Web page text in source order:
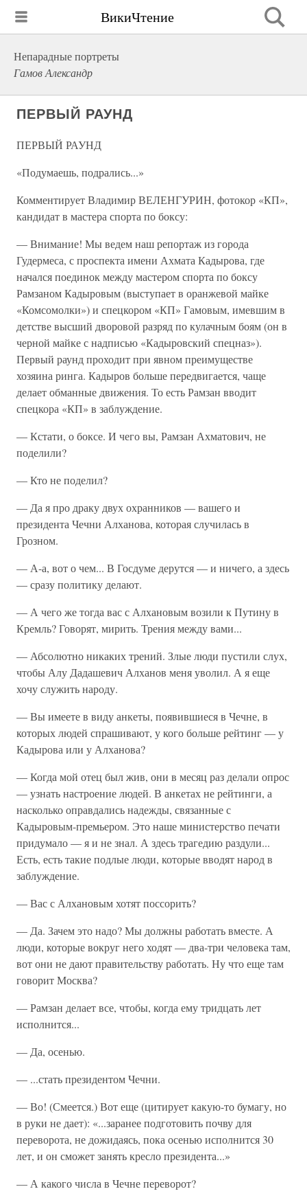
ВикиЧтение
Непарадные портреты
Гамов Александр
ПЕРВЫЙ РАУНД
ПЕРВЫЙ РАУНД
«Подумаешь, подрались...»
Комментирует Владимир ВЕЛЕНГУРИН, фотокор «КП»,
кандидат в мастера спорта по боксу:
— Внимание! Мы ведем наш репортаж из города
Гудермеса, с проспекта имени Ахмата Кадырова, где
начался поединок между мастером спорта по боксу
Рамзаном Кадыровым (выступает в оранжевой майке
«Комсомолки») и спецкором «КП» Гамовым, имевшим в
детстве высший дворовой разряд по кулачным боям (он в
черной майке с надписью «Кадыровский спецназ»).
Первый раунд проходит при явном преимуществе
хозяина ринга. Кадыров больше передвигается, чаще
делает обманные движения. То есть Рамзан вводит
спецкора «КП» в заблуждение.
— Кстати, о боксе. И чего вы, Рамзан Ахматович, не
поделили?
— Кто не поделил?
— Да я про драку двух охранников — вашего и
президента Чечни Алханова, которая случилась в
Грозном.
— А-а, вот о чем... В Госдуме дерутся — и ничего, а здесь
— сразу политику делают.
— А чего же тогда вас с Алхановым возили к Путину в
Кремль? Говорят, мирить. Трения между вами...
— Абсолютно никаких трений. Злые люди пустили слух,
чтобы Алу Дадашевич Алханов меня уволил. А я еще
хочу служить народу.
— Вы имеете в виду анкеты, появившиеся в Чечне, в
которых людей спрашивают, у кого больше рейтинг — у
Кадырова или у Алханова?
— Когда мой отец был жив, они в месяц раз делали опрос
— узнать настроение людей. В анкетах не рейтинги, а
насколько оправдались надежды, связанные с
Кадыровым-премьером. Это наше министерство печати
придумало — я и не знал. А здесь трагедию раздули...
Есть, есть такие подлые люди, которые вводят народ в
заблуждение.
— Вас с Алхановым хотят поссорить?
— Да. Зачем это надо? Мы должны работать вместе. А
люди, которые вокруг него ходят — два-три человека там,
вот они не дают правительству работать. Ну что еще там
говорит Москва?
— Рамзан делает все, чтобы, когда ему тридцать лет
исполнится...
— Да, осенью.
— ...стать президентом Чечни.
— Во! (Смеется.) Вот еще (цитирует какую-то бумагу, но
в руки не дает): «...заранее подготовить почву для
переворота, не дожидаясь, пока осенью исполнится 30
лет, и он сможет занять кресло президента...»
— А какого числа в Чечне переворот?